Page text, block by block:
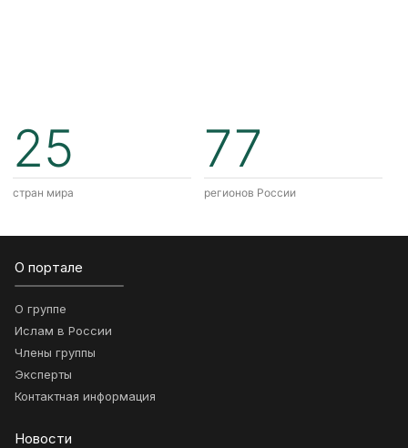
25
стран мира
77
регионов России
О портале
О группе
Ислам в России
Члены группы
Эксперты
Контактная информация
Новости